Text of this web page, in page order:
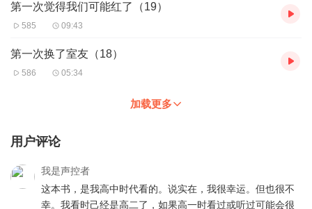
第一次觉得我们可能红了（19）
585 09:43
第一次换了室友（18）
586 05:34
加载更多
用户评论
我是声控者
这本书，是我高中时代看的。说实在，我很幸运。但也很不
幸。我看时己经是高二了，如果高一时看过或听过可能会很